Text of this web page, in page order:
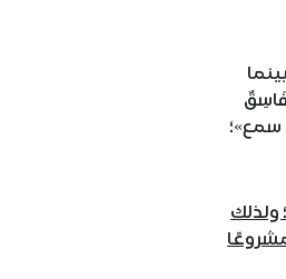
فَاسِقٌ
سمع»؛
ولذلك